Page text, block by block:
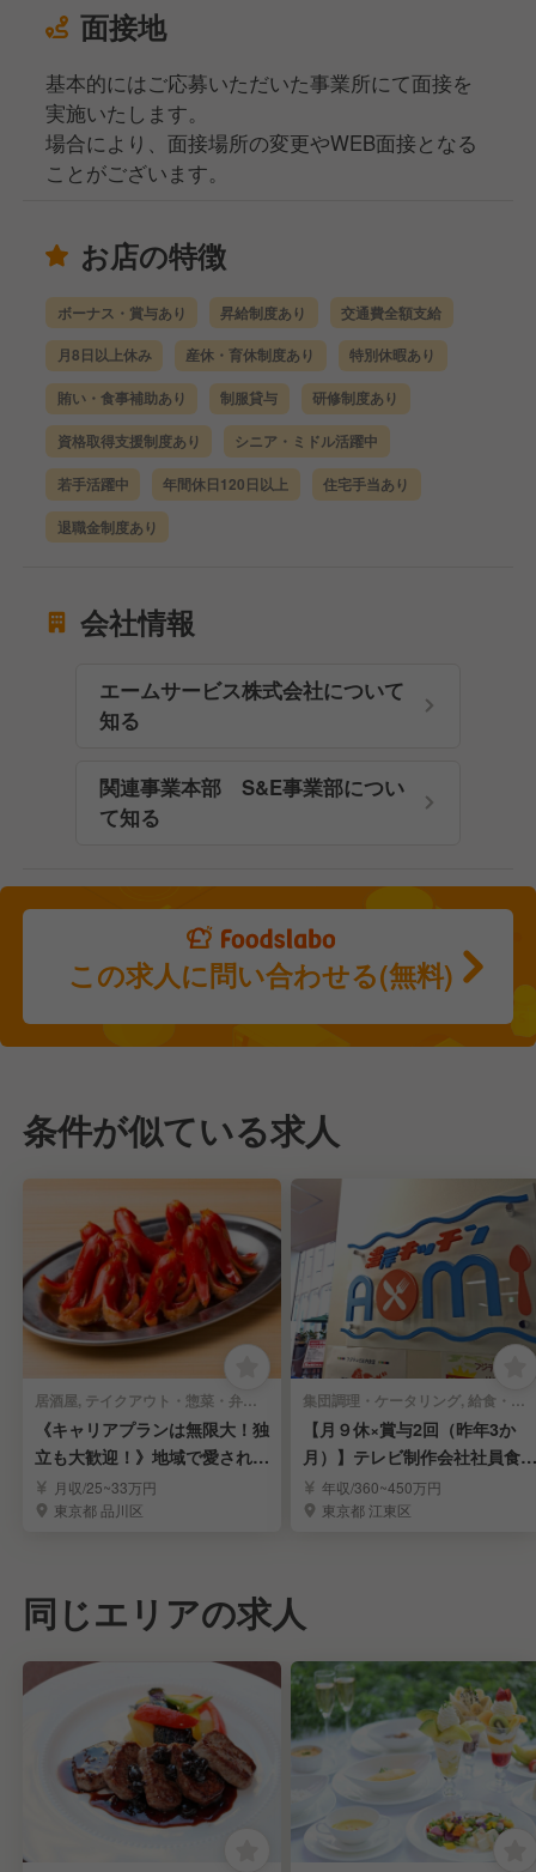
面接地
基本的にはご応募いただいた事業所にて面接を
実施いたします。
場合により、面接場所の変更やWEB面接となる
ことがございます。
お店の特徴
ボーナス・賞与あり 昇給制度あり 交通費全額支給
月8日以上休み 産休・育休制度あり 特別休暇あり
賄い・食事補助あり 制服貸与 研修制度あり
資格取得支援制度あり シニア・ミドル活躍中
若手活躍中 年間休日120日以上 住宅手当あり
退職金制度あり
会社情報
エームサービス株式会社について
知る
関連事業本部 S&E事業部につい
て知る
この求人に問い合わせる(無料)
条件が似ている求人
居酒屋, テイクアウト・惣菜・弁当屋 | キッチンスタッフ
《キャリアプランは無限大！独
立も大歓迎！》地域で愛される
大衆居酒屋｜五反田
月収/25~33万円
東京都 品川区
集団調理・ケータリング, 給食・社員食堂・介護・病院 | キッチンスタッフ
【月９休×賞与2回（昨年3か
月）】テレビ制作会社社員食堂
の調理スタッフ！
年収/360~450万円
東京都 江東区
同じエリアの求人